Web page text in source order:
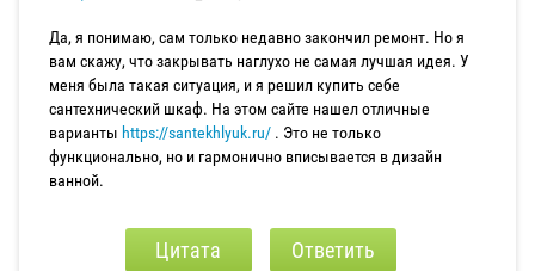
Да, я понимаю, сам только недавно закончил ремонт. Но я
вам скажу, что закрывать наглухо не самая лучшая идея. У
меня была такая ситуация, и я решил купить себе
сантехнический шкаф. На этом сайте нашел отличные
варианты https://santekhlyuk.ru/ . Это не только
функционально, но и гармонично вписывается в дизайн
ванной.
Цитата Ответить